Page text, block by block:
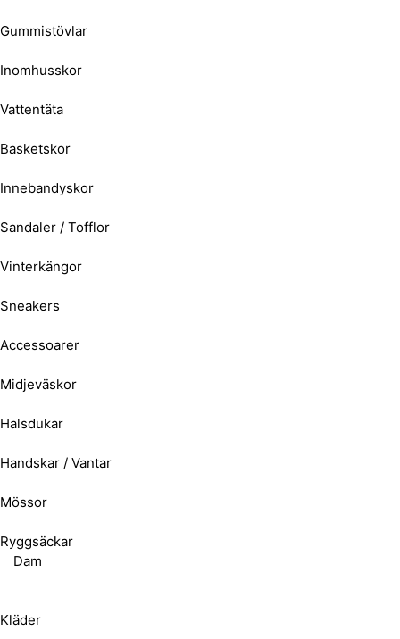
Gummistövlar
Inomhusskor
Vattentäta
Basketskor
Innebandyskor
Sandaler / Tofflor
Vinterkängor
Sneakers
Accessoarer
Midjeväskor
Halsdukar
Handskar / Vantar
Mössor
Ryggsäckar
Dam
Kläder